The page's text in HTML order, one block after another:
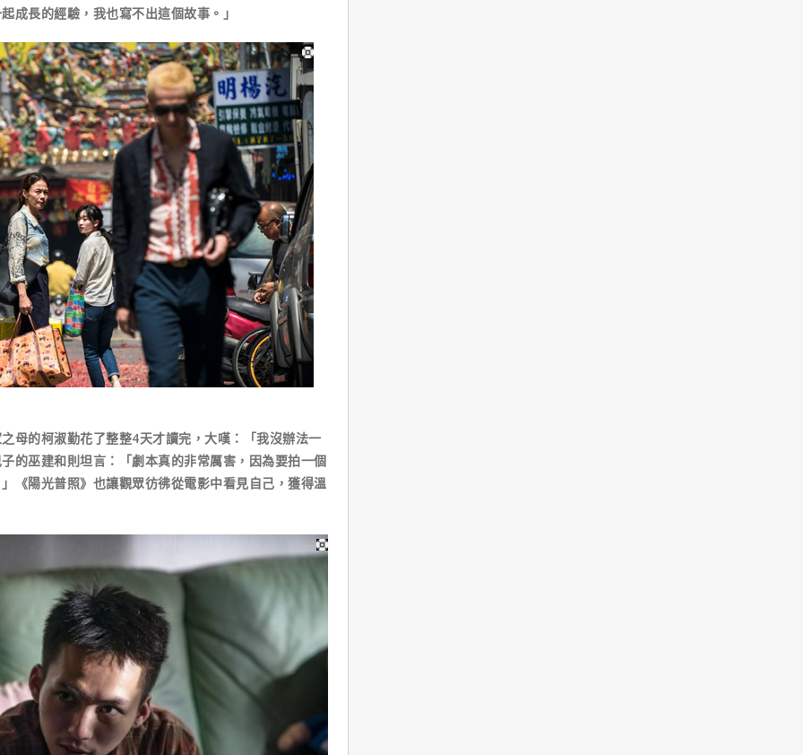
成長的經驗，我也寫不出這個故事。」
的柯淑勤花了整整4天才讀完，大嘆：「我沒辦法一
的巫建和則坦言：「劇本真的非常厲害，因為要拍一個
《陽光普照》也讓觀眾彷彿從電影中看見自己，獲得溫